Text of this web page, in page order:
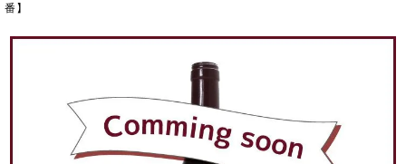
番】